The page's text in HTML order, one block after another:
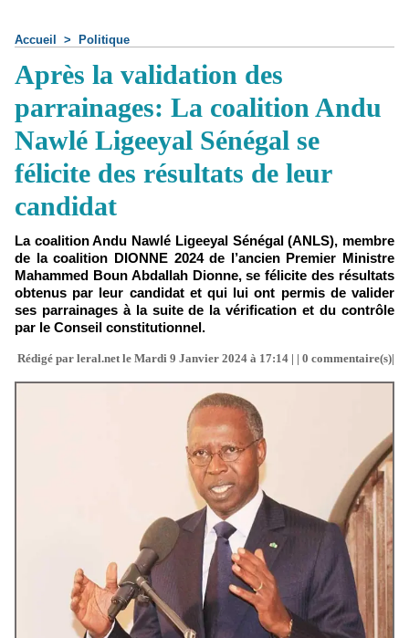
Accueil > Politique
Après la validation des
parrainages: La coalition Andu
Nawlé Ligeeyal Sénégal se
félicite des résultats de leur
candidat
La coalition Andu Nawlé Ligeeyal Sénégal (ANLS), membre
de la coalition DIONNE 2024 de l’ancien Premier Ministre
Mahammed Boun Abdallah Dionne, se félicite des résultats
obtenus par leur candidat et qui lui ont permis de valider
ses parrainages à la suite de la vérification et du contrôle
par le Conseil constitutionnel.
Rédigé par leral.net le Mardi 9 Janvier 2024 à 17:14 | | 0 commentaire(s)|